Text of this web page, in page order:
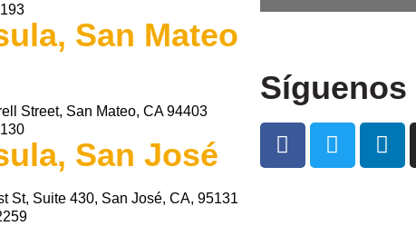
San Mateo
Street, San Mateo, CA 94403
San José
St, Suite 430, San José, CA, 95131
Síguenos